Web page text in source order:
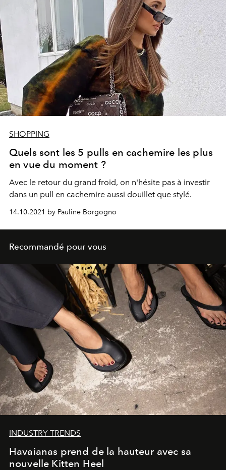
SHOPPING
Quels sont les 5 pulls en cachemire les plus
en vue du moment ?
Avec le retour du grand froid, on n'hésite pas à investir
dans un pull en cachemire aussi douillet que stylé.
14.10.2021 by Pauline Borgogno
Recommandé pour vous
INDUSTRY TRENDS
Havaianas prend de la hauteur avec sa
nouvelle Kitten Heel